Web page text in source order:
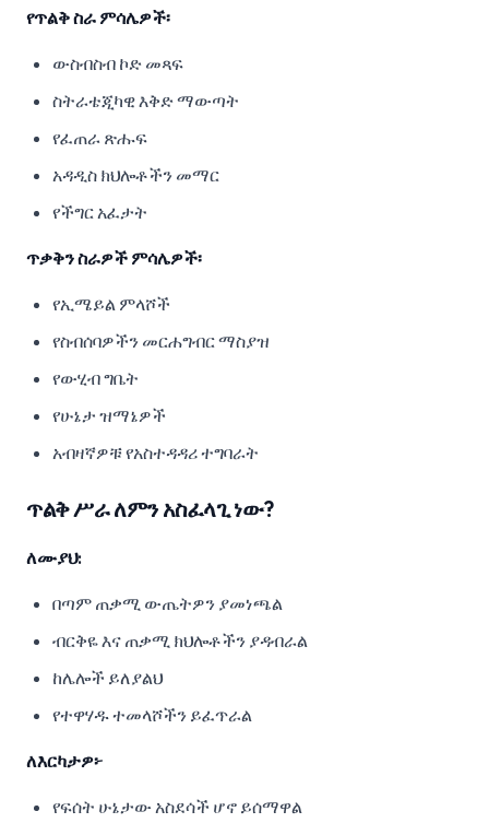
የጥልቅ ስራ ምሳሌዎች፡
ውስብስብ ኮድ መጻፍ
ስትራቴጂካዊ እቅድ ማውጣት
የፈጠራ ጽሑፍ
አዳዲስ ክህሎቶችን መማር
የችግር አፈታት
ጥቃቅን ስራዎች ምሳሌዎች፡
የኢሜይል ምላሾች
የስብሰባዎችን መርሐግብር ማስያዝ
የውሂብ ግቤት
የሁኔታ ዝማኔዎች
አብዛኛዎቹ የአስተዳዳሪ ተግባራት
ጥልቅ ሥራ ለምን አስፈላጊ ነው?
ለሙያህ:
በጣም ጠቃሚ ውጤትዎን ያመነጫል
ብርቅዬ እና ጠቃሚ ክህሎቶችን ያዳብራል
ከሌሎች ይለያልህ
የተዋሃዱ ተመላሾችን ይፈጥራል
ለእርካታዎ፦
የፍሰት ሁኔታው አስደሳች ሆኖ ይሰማዋል